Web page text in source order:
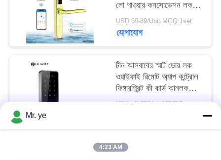
লো পাওয়ার কনসোভেশন লক
করে
USD 60-89/Unit MOQ:1set
যোগাযোগ
চীন আসবাবের স্মার্ট ডোর লক
ওয়াইফাই রিমোট অ্যাপ কন্ট্রোল
ফিঙ্গারপ্রিন্ট কী কার্ড আনলক
করুন
USD 55-69/Unit MOQ:1
Mr. ye
4:23 AM